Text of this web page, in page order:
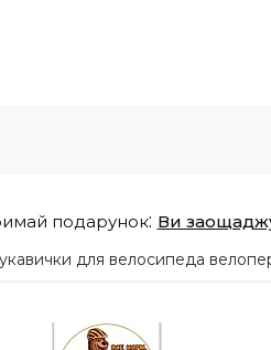
подарунок Ви
для велосипеда